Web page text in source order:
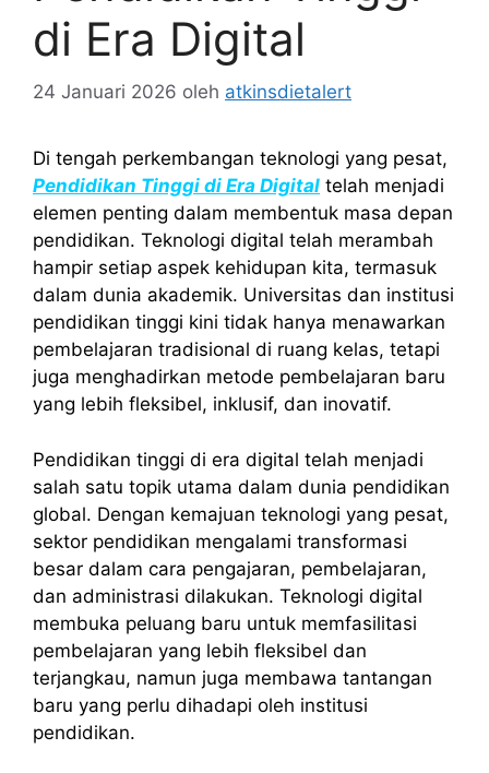
di Era Digital
24 Januari 2026 oleh atkinsdietalert
Di tengah perkembangan teknologi yang pesat,
Pendidikan Tinggi di Era Digital telah menjadi
elemen penting dalam membentuk masa depan
pendidikan. Teknologi digital telah merambah
hampir setiap aspek kehidupan kita, termasuk
dalam dunia akademik. Universitas dan institusi
pendidikan tinggi kini tidak hanya menawarkan
pembelajaran tradisional di ruang kelas, tetapi
juga menghadirkan metode pembelajaran baru
yang lebih fleksibel, inklusif, dan inovatif.
Pendidikan tinggi di era digital telah menjadi
salah satu topik utama dalam dunia pendidikan
global. Dengan kemajuan teknologi yang pesat,
sektor pendidikan mengalami transformasi
besar dalam cara pengajaran, pembelajaran,
dan administrasi dilakukan. Teknologi digital
membuka peluang baru untuk memfasilitasi
pembelajaran yang lebih fleksibel dan
terjangkau, namun juga membawa tantangan
baru yang perlu dihadapi oleh institusi
pendidikan.